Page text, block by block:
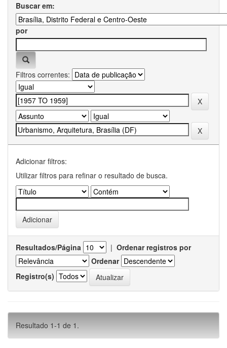
Buscar em:
por
Filtros correntes:
Adicionar filtros:
Utilizar filtros para refinar o resultado de busca.
Resultados/Página | Ordenar registros por
Ordenar
Registro(s)
Resultado 1-1 de 1.